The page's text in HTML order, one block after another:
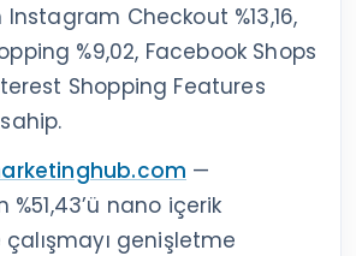
Checkout %13,16,
%9,02, Facebook Shops
Shopping Features
—
%51,43’ü nano içerik
genişletme